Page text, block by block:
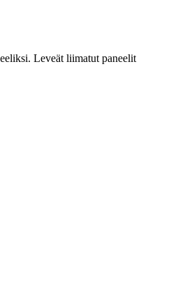
Leveät liimatut paneelit